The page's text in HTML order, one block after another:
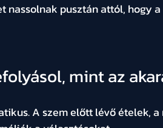
nassolnak pusztán attól, hogy
mint az
A szem előtt lévő ételek,